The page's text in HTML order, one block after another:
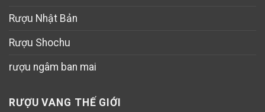
Rượu Nhật Bản
Rượu Shochu
rượu ngâm ban mai
RƯỢU VANG THẾ GIỚI